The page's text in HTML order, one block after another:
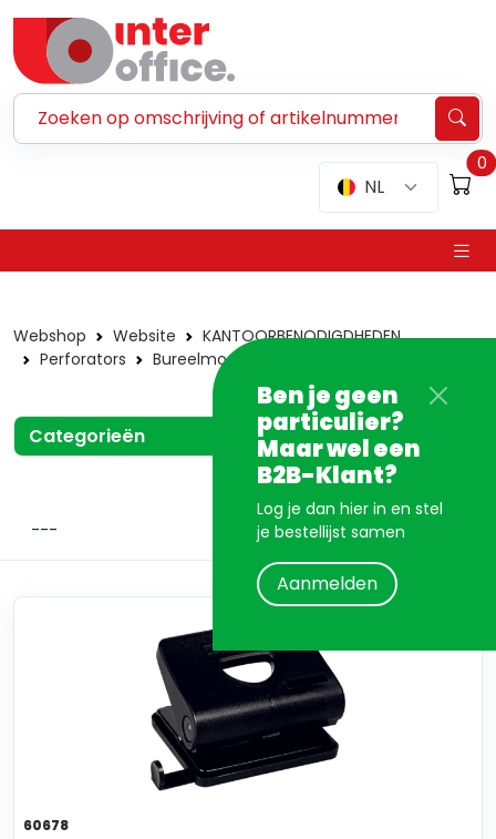
NL
0
Ben je geen
particulier?
Maar wel een
B2B-Klant?
Log je dan hier in en stel
je bestellijst samen
Aanmelden
Webshop Website
KANTOORBENODIGDHEDEN
Perforators
Bureelmodel
Categorieën
60678